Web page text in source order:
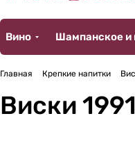
Вино Шампанское и
Главная Крепкие напитки
Виски